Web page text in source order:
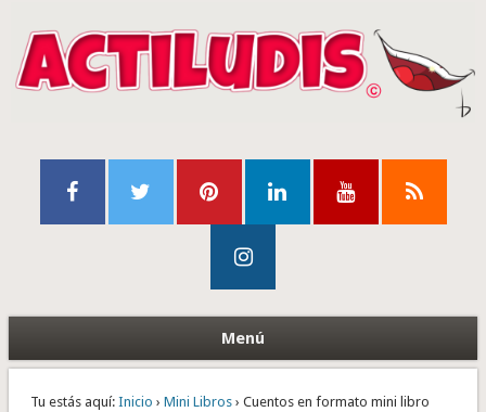
Menú
Tu estás aquí: Inicio › Mini Libros› Cuentos en formato mini libro